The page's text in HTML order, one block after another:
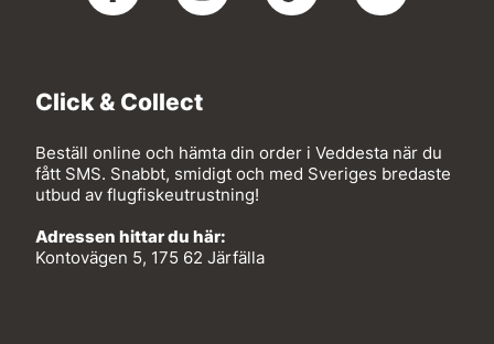
Click & Collect
Beställ online och hämta din order i Veddesta när du
fått SMS. Snabbt, smidigt och med Sveriges bredaste
utbud av flugfiskeutrustning!
Adressen hittar du här:
Kontovägen 5, 175 62 Järfälla